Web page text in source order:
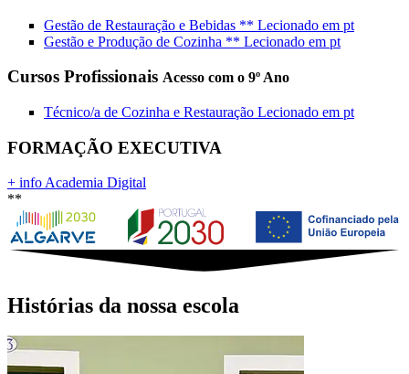
Gestão de Restauração e Bebidas ** Lecionado em pt
Gestão e Produção de Cozinha ** Lecionado em pt
Cursos Profissionais Acesso com o 9º Ano
Técnico/a de Cozinha e Restauração Lecionado em pt
FORMAÇÃO EXECUTIVA
+ info Academia Digital
**
Histórias da nossa escola